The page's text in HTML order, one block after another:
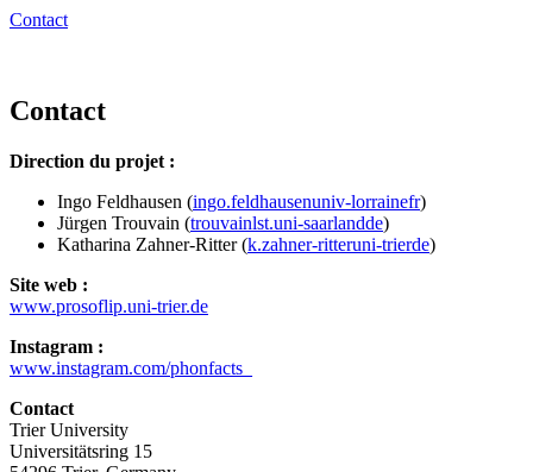
Contact
Contact
Direction du projet :
Ingo Feldhausen (ingo.feldhausenuniv-lorrainefr)
Jürgen Trouvain (trouvainlst.uni-saarlandde)
Katharina Zahner-Ritter (k.zahner-ritteruni-trierde)
Site web :
www.prosoflip.uni-trier.de
Instagram :
www.instagram.com/phonfacts_
Contact
Trier University
Universitätsring 15